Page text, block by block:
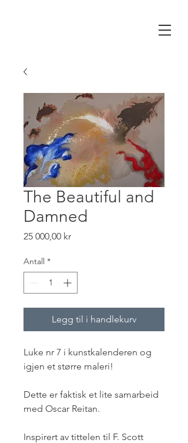
The Beautiful and
Damned
25 000,00 krPris
Antall *
Legg til i handlekurv
Luke nr 7 i kunstkalenderen og
igjen et større maleri!
Dette er faktisk et lite samarbeid
med Oscar Reitan.
Inspirert av tittelen til F. Scott